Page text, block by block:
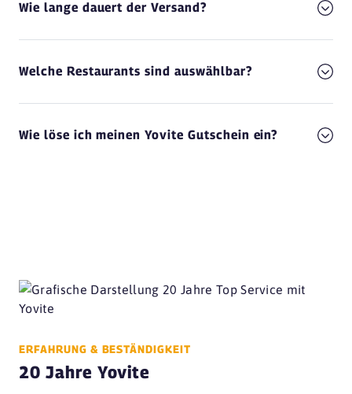
Wie lange dauert der Versand?
Welche Restaurants sind auswählbar?
Wie löse ich meinen Yovite Gutschein ein?
ERFAHRUNG & BESTÄNDIGKEIT
20 Jahre Yovite